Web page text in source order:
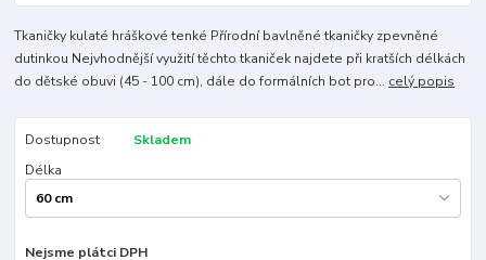
Tkaničky kulaté hráškové tenké Přírodní bavlněné tkaničky zpevněné
dutinkou Nejvhodnější využití těchto tkaniček najdete při kratších délkách
do dětské obuvi (45 - 100 cm), dále do formálních bot pro... celý popis
Dostupnost
Skladem
Délka
Nejsme plátci DPH